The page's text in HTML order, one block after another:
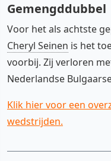
Gemengddubbel
Voor het als achtste
Cheryl Seinen is het
voorbij. Zij verloren
Nederlandse
Klik hier voor een
wedstrijden.